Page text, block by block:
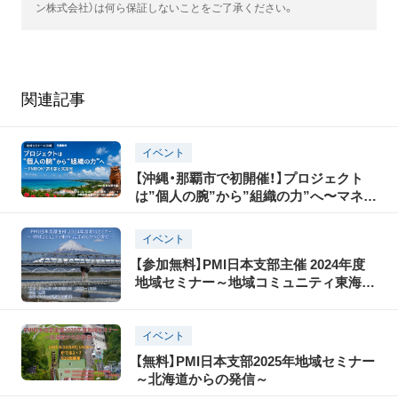
ン株式会社）は何ら保証しないことをご了承ください。
関連記事
イベント
【沖縄・那覇市で初開催！】プロジェクト
は”個人の腕”から”組織の力”へ〜マネジ
２０日（土）１３時～ 無料】
イベント
【参加無料】PMI日本支部主催 2024年度
地域セミナー～地域コミュニティ東海・
イベント
【無料】PMI日本支部2025年地域セミナー
～北海道からの発信～